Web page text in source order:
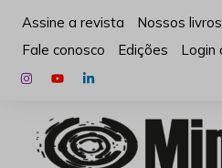
para
conteúdo
Assine a revista Nossos livros
Fale conosco
Edições Login